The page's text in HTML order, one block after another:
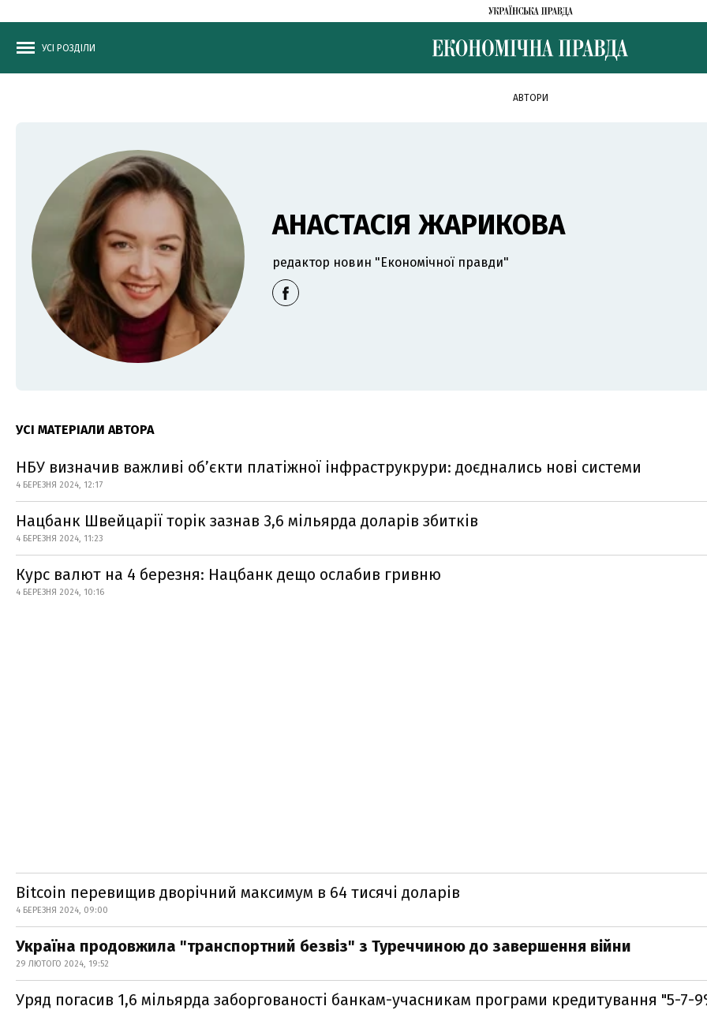
УСІ РОЗДІЛИ
АВТОРИ
АНАСТАСІЯ ЖАРИКОВА
редактор новин "Економічної правди"
УСІ МАТЕРІАЛИ АВТОРА
НБУ визначив важливі об’єкти платіжної інфраструкрури: доєднались нові системи
4 БЕРЕЗНЯ 2024, 12:17
Нацбанк Швейцарії торік зазнав 3,6 мільярда доларів збитків
4 БЕРЕЗНЯ 2024, 11:23
Курс валют на 4 березня: Нацбанк дещо ослабив гривню
4 БЕРЕЗНЯ 2024, 10:16
Bitcoin перевищив дворічний максимум в 64 тисячі доларів
4 БЕРЕЗНЯ 2024, 09:00
Україна продовжила "транспортний безвіз" з Туреччиною до завершення війни
29 ЛЮТОГО 2024, 19:52
Уряд погасив 1,6 мільярда заборгованості банкам-учасникам програми кредитування "5-7-